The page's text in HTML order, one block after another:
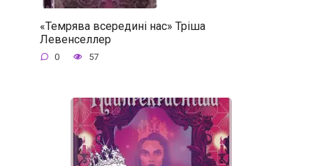
«Темрява всередині нас» Тріша
Левенселлер
0 57